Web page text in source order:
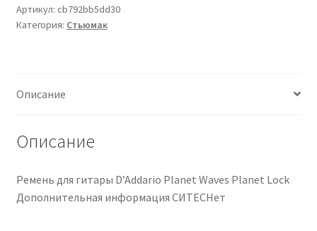
Pro
Arte
Артикул: cb792bb5dd30
Категория: Стьюмак
Описание
Описание
Ремень для гитары D’Addario Planet Waves Planet Lock
Дополнительная информация СИТЕСНет